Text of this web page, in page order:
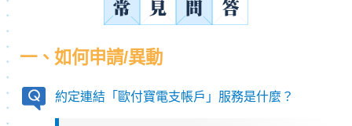
一、如何申請/異動
約定連結「歐付寶電支帳戶」服務是什麼？